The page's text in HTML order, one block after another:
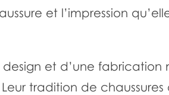
et l’impression
et d’une fabrication
tradition de